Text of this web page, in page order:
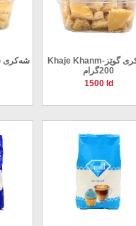
Khaje Khanm-شەکری گوێز
200گرام
1500 Id